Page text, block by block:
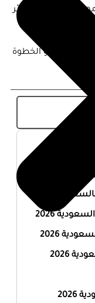
جديدة. إنه أكثر
طريقة تفكيرك
في عملك
الحالي أو ترغب في بدء مسار وظيفي جديد، فإن MBA هو الخطوة
2026
2026
2026
2026
2026